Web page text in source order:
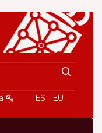
ES EU